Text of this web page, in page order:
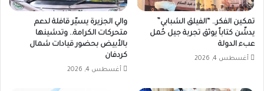
تمكين الفكر.. “الفيلق الشبابي”
يدشّن كتاباً يوثق تجربة جيل حُمل
عبء الدولة
أغسطس 4, 2026
والي الجزيرة يسيّر قافلة لدعم
متحركات الكرامة.. وتدشينها
بالأبيض بحضور قيادات شمال
كردفان
أغسطس 4, 2026